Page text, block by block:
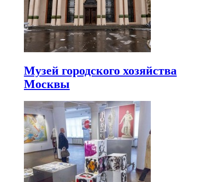
Музей городского хозяйства
Москвы